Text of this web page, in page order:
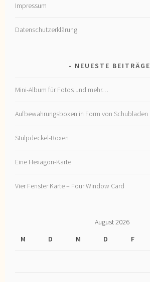
Impressum
Datenschutzerklärung
NEUESTE BEITRÄGE
Mini-Album für Fotos und mehr…
Aufbewahrungsboxen in Form von Schubladen
Stülpdeckel-Boxen
Eine Hexagon-Karte
Vier Fenster Karte – Four Window Card
August 2026
M
D M D F